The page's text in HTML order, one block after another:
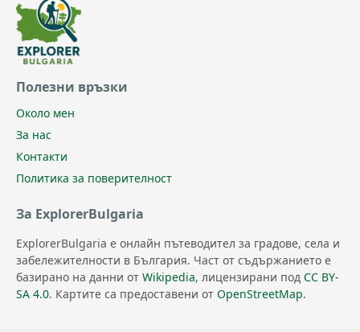
Полезни връзки
Около мен
За нас
Контакти
Политика за поверителност
За ExplorerBulgaria
ExplorerBulgaria е онлайн пътеводител за градове, села и
забележителности в България. Част от съдържанието е
базирано на данни от Wikipedia, лицензирани под CC BY-
SA 4.0. Картите са предоставени от OpenStreetMap.